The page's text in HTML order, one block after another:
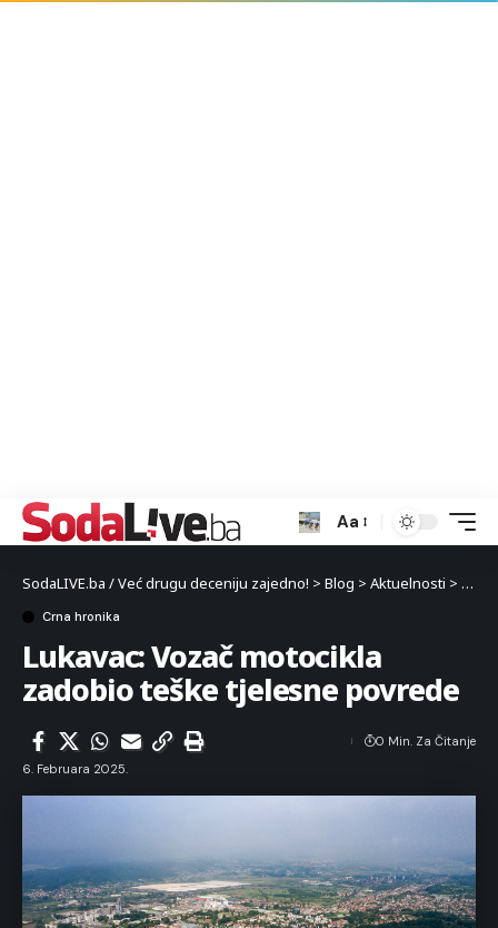
Aa
SodaLIVE.ba / Već drugu deceniju zajedno! > Blog > Aktuelnosti > Crna
Crna hronika
Lukavac: Vozač motocikla
zadobio teške tjelesne povrede
6. Februara 2025.
0 Min. Za Čitanje